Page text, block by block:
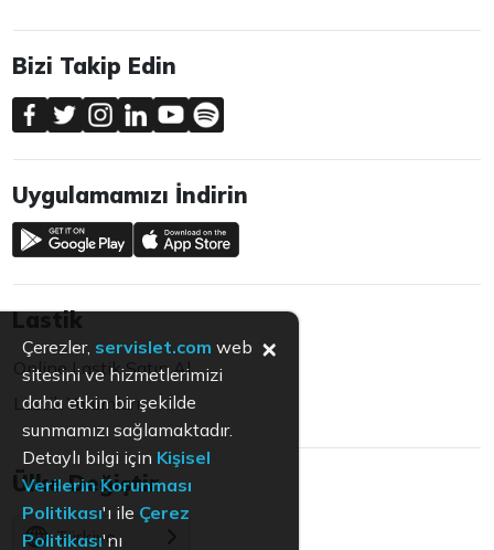
Bizi Takip Edin
Uygulamamızı İndirin
Lastik
Online Lastik Satın Al
Lastik Yorumları
Ülke Değiştir
Türkiye
Çerezler, servislet.com web
sitesini ve hizmetlerimizi
daha etkin bir şekilde
sunmamızı sağlamaktadır.
Detaylı bilgi için Kişisel
Verilerin Korunması
Politikası'ı ile Çerez
Politikası'nı
×